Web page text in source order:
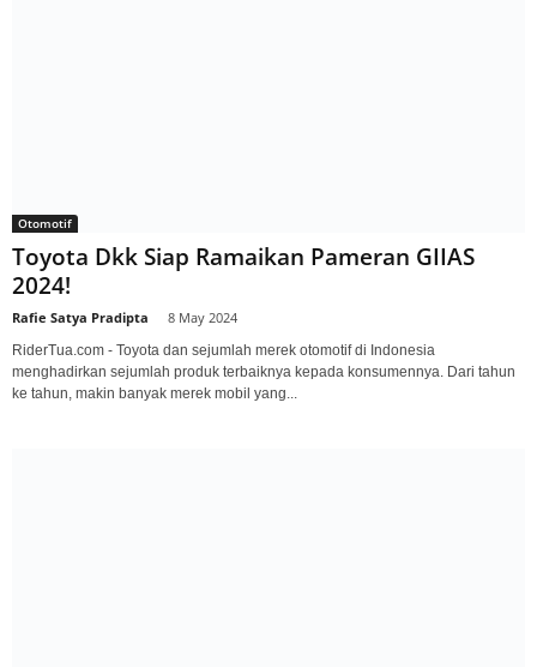
Otomotif
Toyota Dkk Siap Ramaikan Pameran GIIAS
2024!
Rafie Satya Pradipta 8 May 2024
RiderTua.com - Toyota dan sejumlah merek otomotif di Indonesia
menghadirkan sejumlah produk terbaiknya kepada konsumennya. Dari tahun
ke tahun, makin banyak merek mobil yang...